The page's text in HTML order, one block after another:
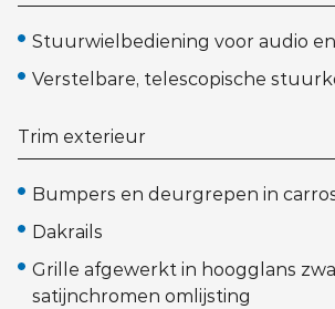
Stuurwielbediening voor audio
Verstelbare, telescopische
Trim exterieur
Bumpers en deurgrepen in
Dakrails
Grille afgewerkt in hoogglans
satijnchromen omlijsting